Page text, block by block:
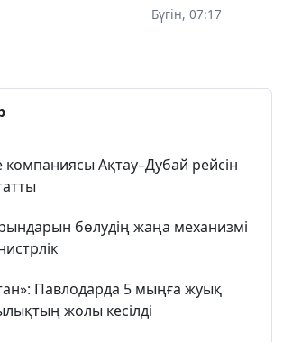
Бүгін, 07:17
компаниясы Ақтау–Дубай рейсін
бөлудің жаңа механизмі
Павлодарда 5 мыңға жуық
жолы кесілді